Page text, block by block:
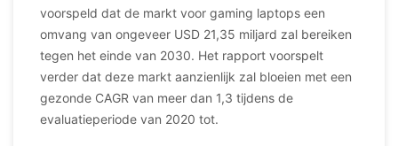
voorspeld dat de markt voor gaming laptops een
omvang van ongeveer USD 21,35 miljard zal bereiken
tegen het einde van 2030. Het rapport voorspelt
verder dat deze markt aanzienlijk zal bloeien met een
gezonde CAGR van meer dan 1,3 tijdens de
evaluatieperiode van 2020 tot.